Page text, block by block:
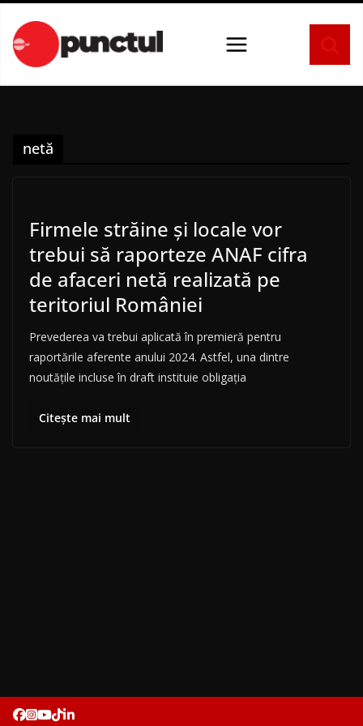
conținut
netă
Firmele străine și locale vor
trebui să raporteze ANAF cifra
de afaceri netă realizată pe
teritoriul României
Prevederea va trebui aplicată în premieră pentru
raportările aferente anului 2024. Astfel, una dintre
noutățile incluse în draft instituie obligația
Citește mai mult